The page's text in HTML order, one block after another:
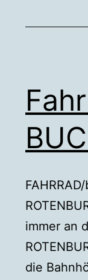
immer an
die